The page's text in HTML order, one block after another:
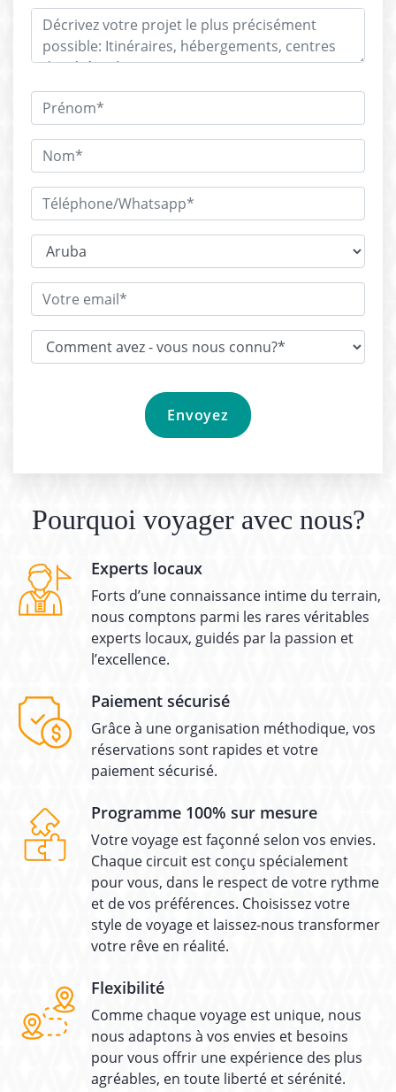
Pourquoi voyager avec nous?
Experts locaux
Forts d’une connaissance intime du terrain,
nous comptons parmi les rares véritables
experts locaux, guidés par la passion et
l’excellence.
Paiement sécurisé
Grâce à une organisation méthodique, vos
réservations sont rapides et votre
paiement sécurisé.
Programme 100% sur mesure
Votre voyage est façonné selon vos envies.
Chaque circuit est conçu spécialement
pour vous, dans le respect de votre rythme
et de vos préférences. Choisissez votre
style de voyage et laissez-nous transformer
votre rêve en réalité.
Flexibilité
Comme chaque voyage est unique, nous
nous adaptons à vos envies et besoins
pour vous offrir une expérience des plus
agréables, en toute liberté et sérénité.